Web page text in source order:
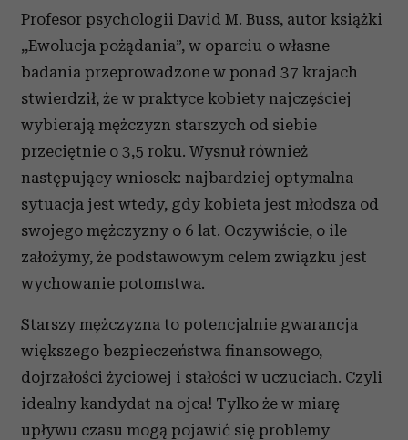
Profesor psychologii David M. Buss, autor książki
,,Ewolucja pożądania”, w oparciu o własne
badania przeprowadzone w ponad 37 krajach
stwierdził, że w praktyce kobiety najczęściej
wybierają mężczyzn starszych od siebie
przeciętnie o 3,5 roku. Wysnuł również
następujący wniosek: najbardziej optymalna
sytuacja jest wtedy, gdy kobieta jest młodsza od
swojego mężczyzny o 6 lat. Oczywiście, o ile
założymy, że podstawowym celem związku jest
wychowanie potomstwa.
Starszy mężczyzna to potencjalnie gwarancja
większego bezpieczeństwa finansowego,
dojrzałości życiowej i stałości w uczuciach. Czyli
idealny kandydat na ojca! Tylko że w miarę
upływu czasu mogą pojawić się problemy